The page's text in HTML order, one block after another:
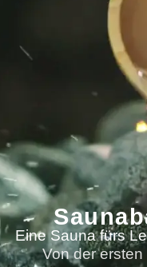
Eine Sauna fürs
Von der